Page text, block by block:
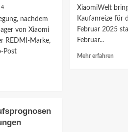
2025
Was
4
nachdem
von Xiaomi
REDMI-Marke,
Post
XiaomiWelt
Kaufanreize für
Februar 2025
Februar...
Mehr erfahren